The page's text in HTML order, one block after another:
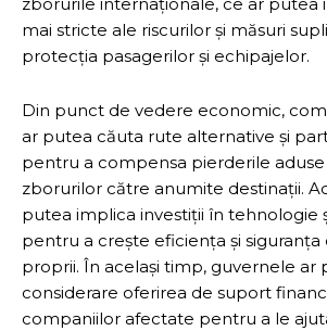
mai stricte ale riscurilor și măsuri
protecția pasagerilor și echipajelor.
Din punct de vedere economic,
ar putea căuta rute alternative și
pentru a compensa pierderile
zborurilor către anumite destinații.
putea implica investiții în tehnologie
pentru a crește eficiența și
proprii. În același timp, guvernele ar
considerare oferirea de suport
companiilor afectate pentru a le